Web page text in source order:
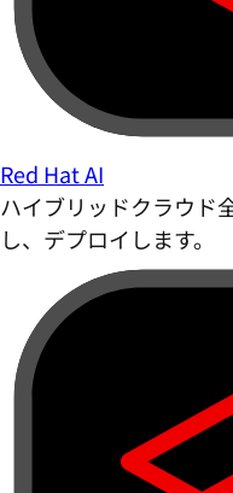
Red Hat AI
ハイブリッドクラウド
し、デプロイします。